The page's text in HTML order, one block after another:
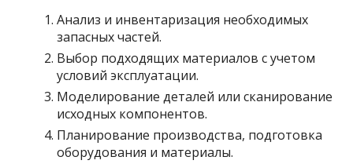
Анализ и инвентаризация необходимых
запасных частей.
Выбор подходящих материалов с учетом
условий эксплуатации.
Моделирование деталей или сканирование
исходных компонентов.
Планирование производства, подготовка
оборудования и материалы.